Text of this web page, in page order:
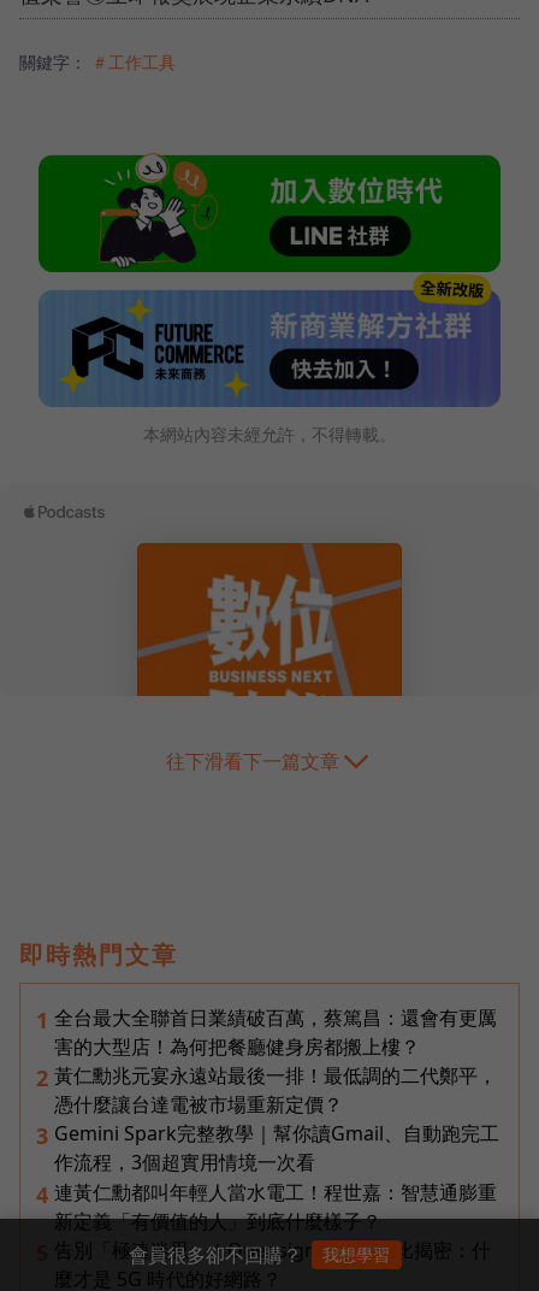
關鍵字： ＃工作工具
本網站內容未經允許，不得轉載。
往下滑看下一篇文章
即時熱門文章
1 全台最大全聯首日業績破百萬，蔡篤昌：還會有更厲
害的大型店！為何把餐廳健身房都搬上樓？
2 黃仁勳兆元宴永遠站最後一排！最低調的二代鄭平，
憑什麼讓台達電被市場重新定價？
3 Gemini Spark完整教學｜幫你讀Gmail、自動跑完工
作流程，3個超實用情境一次看
4 連黃仁勳都叫年輕人當水電工！程世嘉：智慧通膨重
新定義「有價值的人」到底什麼樣子？
告別「極速迷思」！Opensignal 國際評比揭密：什
麼才是 5G 時代的好網路？
會員很多卻不回購？ 我想學習